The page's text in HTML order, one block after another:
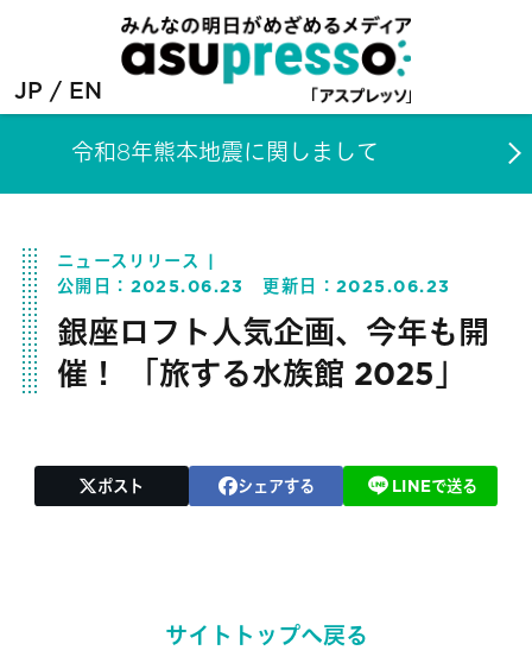
JP EN
令和8年熊本地震に関しまして
ニュースリリース
公開日： 2025.06.23 更新日：2025.06.23
銀座ロフト人気企画、今年も開
催！ 「旅する水族館 2025」
ポスト シェアする LINEで送る
サイトトップへ戻る